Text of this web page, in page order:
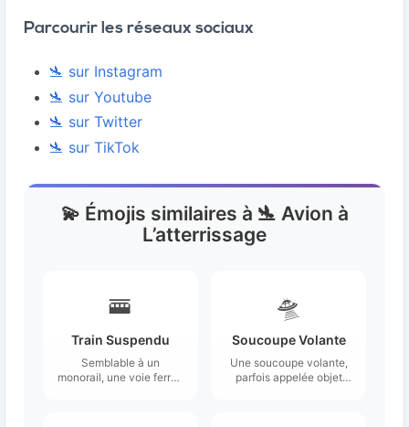
Parcourir les réseaux sociaux
🛬 sur Instagram
🛬 sur Youtube
🛬 sur Twitter
🛬 sur TikTok
💫 Émojis similaires à 🛬 Avion à
L’atterrissage
🚟
Train Suspendu
Semblable à un
monorail, une voie ferrée
🛸
Soucoupe Volante
Une soucoupe volante,
parfois appelée objet